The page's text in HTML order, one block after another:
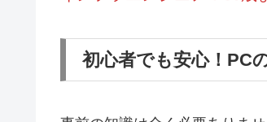
初心者でも安心！PC